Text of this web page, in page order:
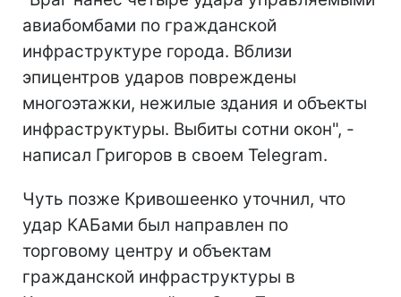
авиабомбами по гражданской
инфраструктуре города. Вблизи
эпицентров ударов повреждены
многоэтажки, нежилые здания и объекты
инфраструктуры. Выбиты сотни окон", -
написал Григоров в своем Telegram.
Чуть позже Кривошеенко уточнил, что
удар КАБами был направлен по
торговому центру и объектам
гражданской инфраструктуры в